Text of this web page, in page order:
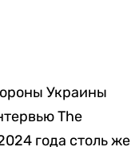
Украины
The
года столь же